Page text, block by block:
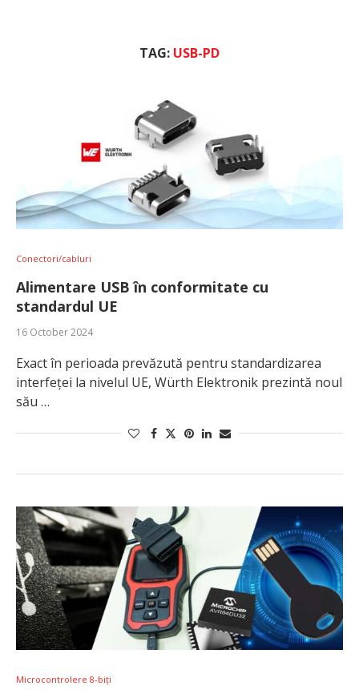
TAG: USB-PD
Conectori/cabluri
Alimentare USB în conformitate cu
standardul UE
16 October 2024
Exact în perioada prevăzută pentru standardizarea
interfeței la nivelul UE, Würth Elektronik prezintă noul
său …
Microcontrolere 8-biți